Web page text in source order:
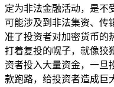
定为非法金融活动，是不
可能涉及到非法集资、传
准了投资者对加密货币的
打着复投的幌子，就像狡
资者投入大量资金，一旦
款跑路，给投资者造成巨